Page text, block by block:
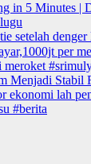
in 5 Minutes |
setelah
per
Menjadi Stabil
ekonomi lah
#berita